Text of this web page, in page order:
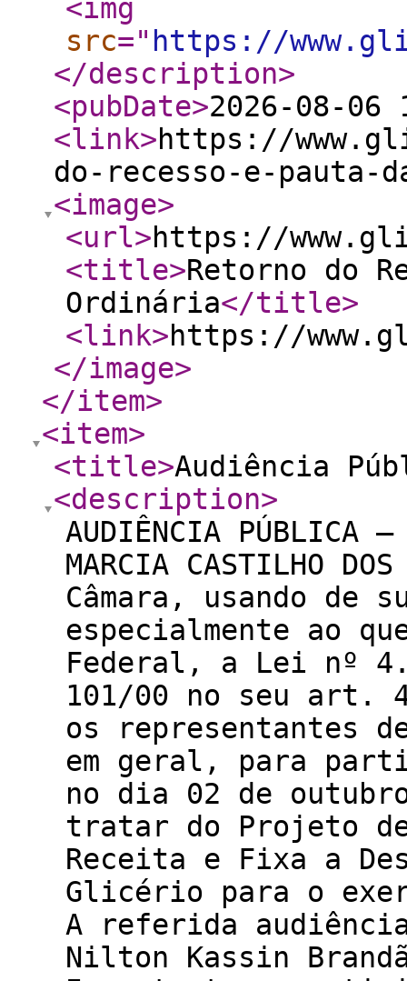
<img
src=" https://
</description>
<pubDate>2026-08-06
<link>https://
do-recesso-e-pauta-
<image>
<url>https://
<title>Retorno do
Ordinária</title>
<link>https://
</image>
</item>
<item>
<title>Audiência
<description>
AUDIÊNCIA PÚBLICA –
MARCIA CASTILHO
Câmara, usando de
especialmente ao
Federal, a Lei nº
101/00 no seu art.
os representantes
em geral, para
no dia 02 de
tratar do Projeto
Receita e Fixa a
Glicério para o
A referida
Nilton Kassin